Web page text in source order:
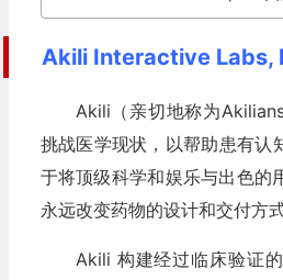
Akili Interactive Labs,
Akili（亲切地称为
挑战医学现状，以帮助患有认
于将顶级科学和娱乐与出色的
永远改变药物的设计和交付方式
Akili 构建经过临床验证